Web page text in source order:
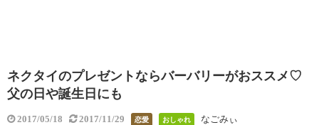
ネクタイのプレゼントならバーバリーがおススメ♡
父の日や誕生日にも
2017/05/18 2017/11/29 恋愛 おしゃれ なごみぃ